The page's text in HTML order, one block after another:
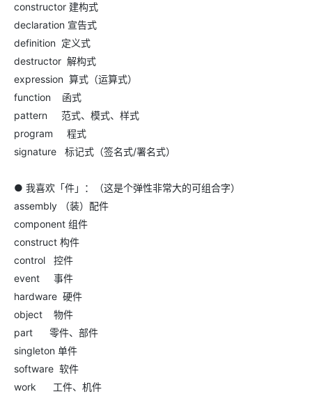
constructor 建构式
declaration 宣告式
definition 定义式
destructor 解构式
expression 算式（运算式）
function 函式
pattern 范式、模式、样式
program 程式
signature 标记式（签名式/署名式）
● 我喜欢「件」：（这是个弹性非常大的可组合字）
assembly （装）配件
component 组件
construct 构件
control 控件
event 事件
hardware 硬件
object 物件
part 零件、部件
singleton 单件
software 软件
work 工件、机件